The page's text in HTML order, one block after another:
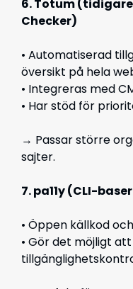
6. Totum
Checker)
• Automatiserad
översikt på hela
• Integreras med
• Har stöd för
→ Passar större
sajter.
7. pa11y (CLI-
• Öppen källkod
• Gör det möjligt